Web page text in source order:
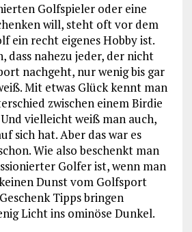
Golfspieler oder eine
will, steht oft vor dem
ein recht eigenes Hobby ist.
dass nahezu jeder, der nicht
nachgeht, nur wenig bis gar
Mit etwas Glück kennt man
zwischen einem Birdie
vielleicht weiß man auch,
sich hat. Aber das war es
Wie also beschenkt man
Golfer ist, wenn man
Dunst vom Golfsport
Tipps bringen
Licht ins ominöse Dunkel.